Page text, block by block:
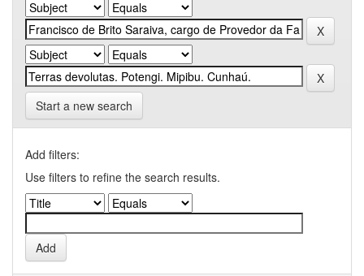
Start a new search
Add filters:
Use filters to refine the search results.